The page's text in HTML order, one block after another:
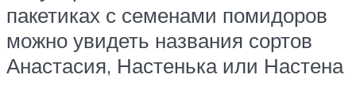
пакетиках с семенами помидоров
можно увидеть названия сортов
Анастасия, Настенька или Настена